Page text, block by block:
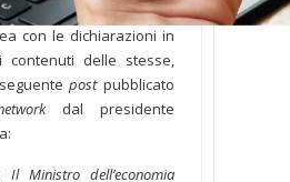
in
con le dichiarazioni in
contenuti delle stesse,
postpubblicato
dal presidente
Il Ministro dell’economia